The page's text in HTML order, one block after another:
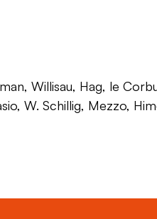
Willisau, Hag, le
W. Schillig, Mezzo,